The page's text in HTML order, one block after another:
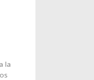
la